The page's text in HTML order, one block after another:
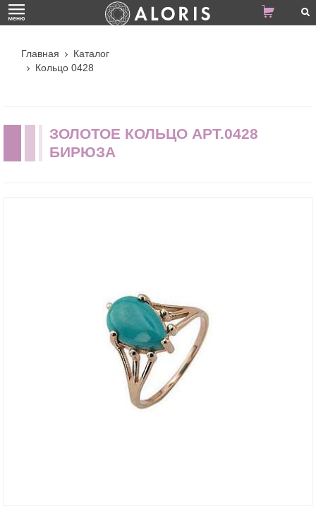
Главная
Каталог
Кольцо 0428
ЗОЛОТОЕ КОЛЬЦО АРТ.0428
БИРЮЗА